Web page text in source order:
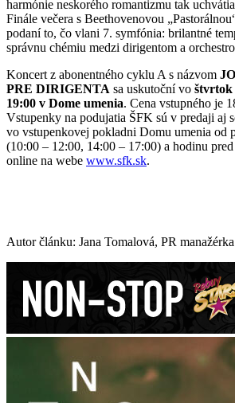
harmónie neskorého romantizmu tak
Finále večera s Beethovenovou
podaní to, čo vlani 7. symfónia: brilantné
správnu chémiu medzi dirigentom a
Koncert z abonentného cyklu A s názvom
PRE DIRIGENTA sa uskutoční vo štvrtok
19:00 v Dome umenia. Cena vstupného je
Vstupenky na podujatia ŠFK sú v predaji aj
vo vstupenkovej pokladni Domu umenia od
(10:00 – 12:00, 14:00 – 17:00) a hodinu
online na webe www.sfk.sk.
Autor článku: Jana Tomalová, PR